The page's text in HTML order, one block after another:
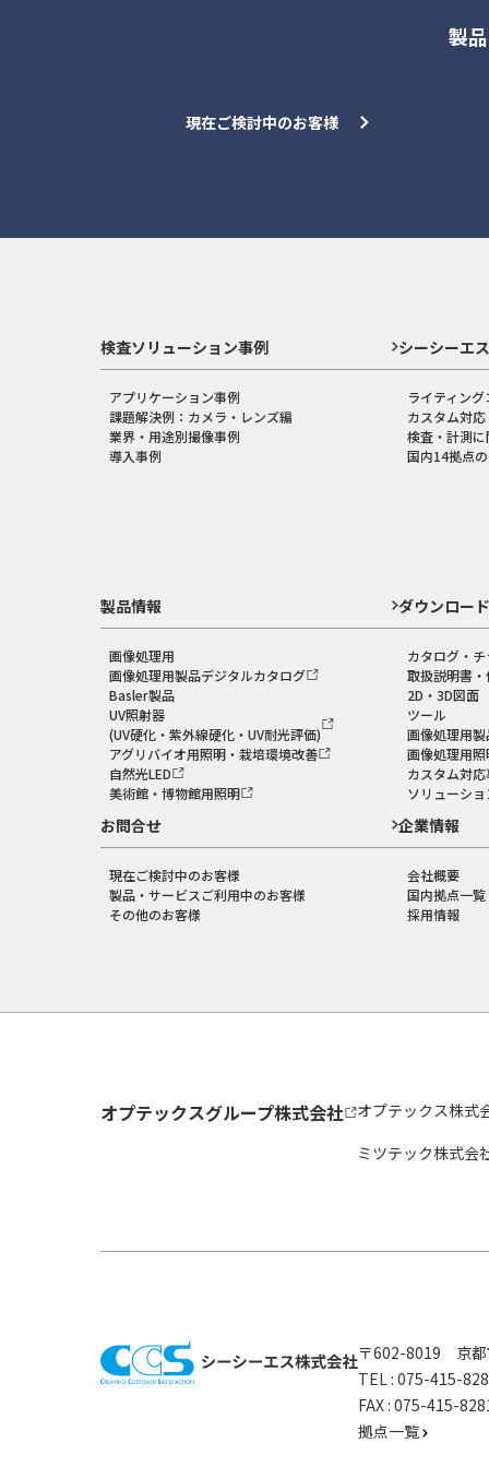
製
現在ご検討中のお客様
検査ソリューション事例
アプリケーション事例
課題解決例：カメラ・レンズ編
業界・用途別撮像事例
導入事例
シーシーエ
ライティン
カスタム対応
検査・計測
国内14拠点
製品情報
画像処理用
画像処理用製品デジタルカタログ
Basler製品
UV照射器
(UV硬化・紫外線硬化・UV耐光評価)
アグリバイオ用照明・栽培環境改善
自然光LED
美術館・博物館用照明
ダウンロード
カタログ・チ
取扱説明書
2D・3D図面
ツール
画像処理用
画像処理用
カスタム対応
ソリューシ
お問合せ
現在ご検討中のお客様
製品・サービスご利用中のお客様
その他のお客様
企業情報
会社概要
国内拠点一覧
採用情報
オプテックスグループ株式会社 オプテックス株式
ミツテック株式会
〒602-8019 京都
TEL : 075-415-
FAX : 075-415-
拠点一覧